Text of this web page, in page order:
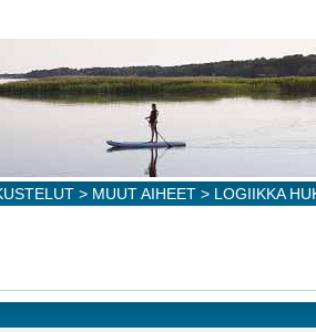
> MUUT AIHEET> LOGIIKKA